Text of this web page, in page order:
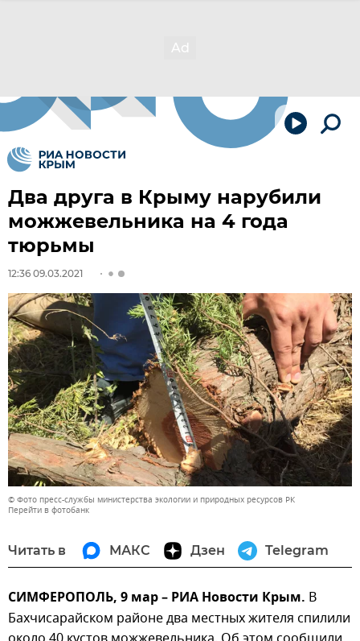
Два друга в Крыму нарубили
можжевельника на 4 года
тюрьмы
12:36 09.03.2021
© Фото пресс-службы министерства экологии и природных ресурсов РК
Перейти в фотобанк
Читать в МАКС Дзен Telegram
СИМФЕРОПОЛЬ, 9 мар – РИА Новости Крым. В
Бахчисарайском районе два местных жителя спилили